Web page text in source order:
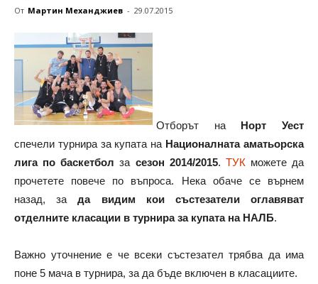
От Мартин Механджиев - 29.07.2015
Отборът на Норт Уест
спечели турнира за купата на Националната аматьорска
лига по баскетбол за сезон 2014/2015. ТУК можете да
прочетете повече по въпроса. Нека обаче се върнем
назад, зада видим кои състезатели оглавяват
отделните класации в турнира за купата на НАЛБ.
Важно уточнение е че всеки състезател трябва да има
поне 5 мача в турнира, за да бъде включен в класациите.